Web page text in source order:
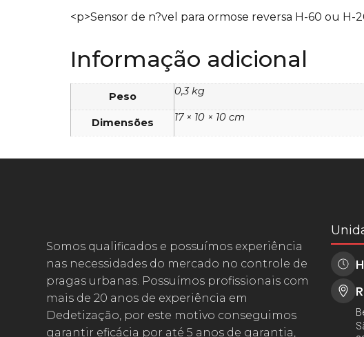
<p>Sensor de n?vel para ormose reversa H-60 ou H-
Informação adicional
Peso 0,3 kg
Dimensões 17 × 10 × 10 cm
Somos qualificados e possuímos experiência
nas necessidades do mercado no controle de
pragas urbanas. Possuímos profissionais com
mais de 20 anos de experiência em
Dedetização, por este motivo conseguimos
garantir eficácia por até 5 anos de garantia,